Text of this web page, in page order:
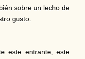
sobre un lecho de
gusto.
este entrante, este